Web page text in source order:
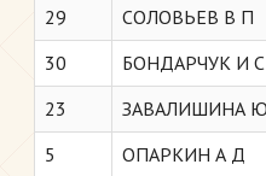
29
СОЛОВЬЕВ В П
30
БОНДАРЧУК И С
23
ЗАВАЛИШИНА
5
ОПАРКИН А Д